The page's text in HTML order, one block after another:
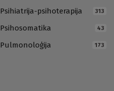
Psihiatrija-psihoterapija 313
Psihosomatika 43
Pulmonoloģija 173